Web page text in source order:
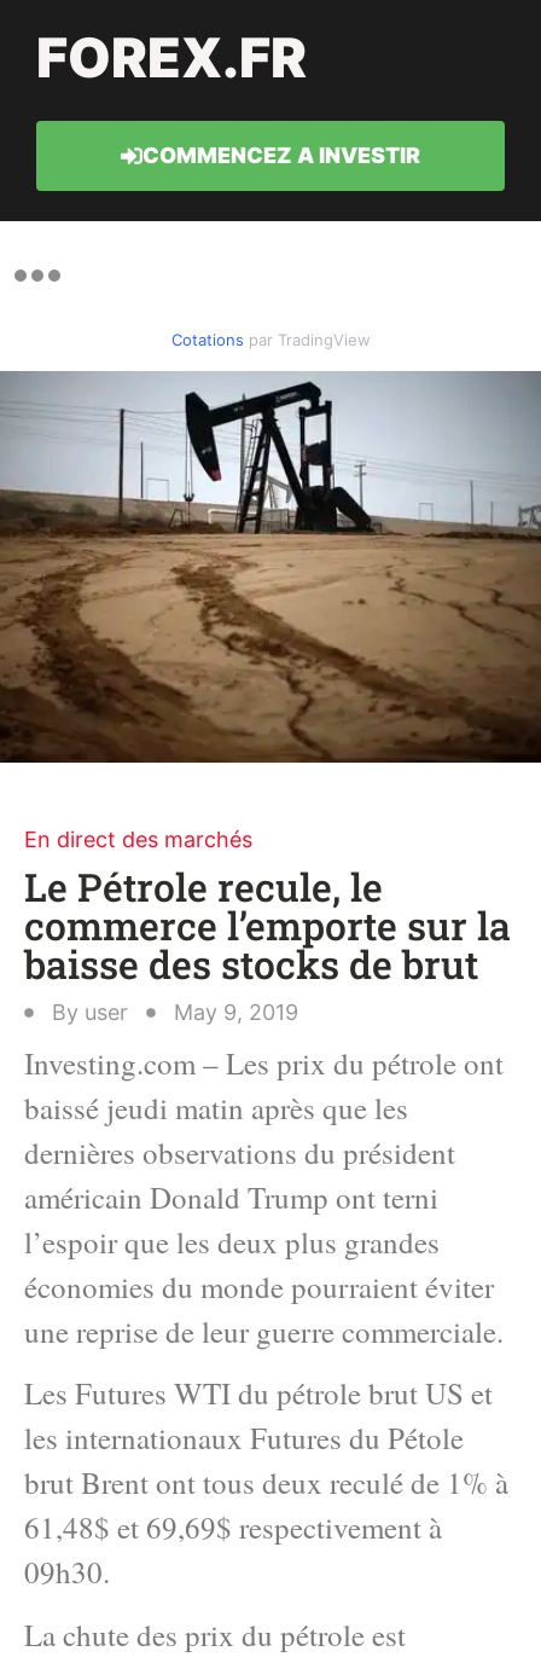
FOREX.FR
COMMENCEZ A INVESTIR
Cotations par TradingView
En direct des marchés
Le Pétrole recule, le
commerce l’emporte sur la
baisse des stocks de brut
By user May 9, 2019
Investing.com – Les prix du pétrole ont
baissé jeudi matin après que les
dernières observations du président
américain Donald Trump ont terni
l’espoir que les deux plus grandes
économies du monde pourraient éviter
une reprise de leur guerre commerciale.
Les Futures WTI du pétrole brut US et
les internationaux Futures du Pétole
brut Brent ont tous deux reculé de 1% à
61,48$ et 69,69$ respectivement à
09h30.
La chute des prix du pétrole est